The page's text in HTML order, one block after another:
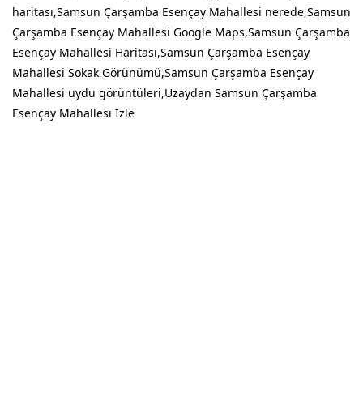
haritası,Samsun Çarşamba Esençay Mahallesi nerede,Samsun
Çarşamba Esençay Mahallesi Google Maps,Samsun Çarşamba
Esençay Mahallesi Haritası,Samsun Çarşamba Esençay
Mahallesi Sokak Görünümü,Samsun Çarşamba Esençay
Mahallesi uydu görüntüleri,Uzaydan Samsun Çarşamba
Esençay Mahallesi İzle